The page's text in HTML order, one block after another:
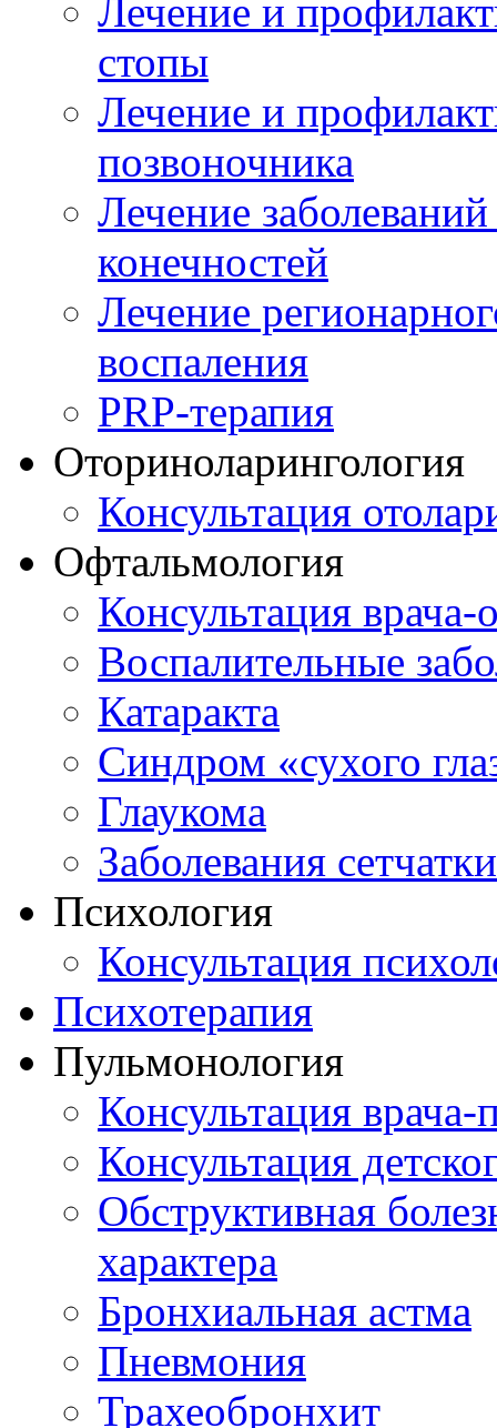
Лечение и
стопы
Лечение и
позвоночника
Лечение
конечностей
Лечение
воспаления
PRP-терапия
Оториноларингология
Консультация
Офтальмология
Консультация врача-
Воспалительные
Катаракта
Синдром «сухого
Глаукома
Заболевания сетчатки
Психология
Консультация
Психотерапия
Пульмонология
Консультация врача-
Консультация
Обструктивная
характера
Бронхиальная астма
Пневмония
Трахеобронхит